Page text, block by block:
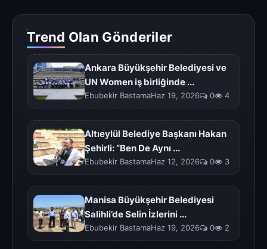
Trend Olan Gönderiler
Ankara Büyükşehir Belediyesi ve
UN Women iş birliğinde ...
Ebubekir BastamaHaz 19, 2026 0 4
Altıeylül Belediye Başkanı Hakan
Şehirli: “Ben De Aynı ...
Ebubekir BastamaHaz 12, 2026 0 3
Manisa Büyükşehir Belediyesi
Salihli’de Selin İzlerini ...
Ebubekir BastamaHaz 19, 2026 0 2